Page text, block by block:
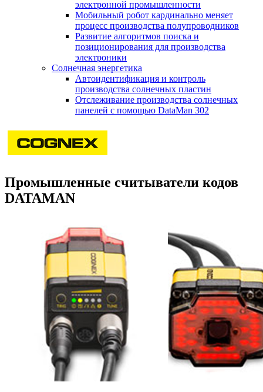
электронной промышленности
Мобильный робот кардинально меняет
процесс производства полупроводников
Развитие алгоритмов поиска и
позиционирования для производства
электроники
Солнечная энергетика
Автоидентификация и контроль
производства солнечных пластин
Отслеживание производства солнечных
панелей с помощью DataMan 302
Промышленные считыватели кодов
DATAMAN